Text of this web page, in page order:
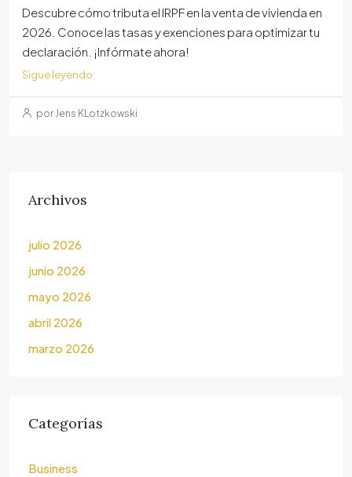
Descubre cómo tributa el IRPF en la venta de vivienda en
2026. Conoce las tasas y exenciones para optimizar tu
declaración. ¡Infórmate ahora!
Sigue leyendo
por Jens KLotzkowski
Archivos
julio 2026
junio 2026
mayo 2026
abril 2026
marzo 2026
Categorías
Business